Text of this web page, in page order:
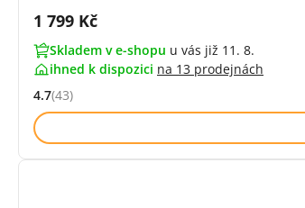
Cena s DPH:
1 799 Kč
Skladem v e-shopu u vás již 11. 8.
ihned k dispozici na 13 prodejnách
Hodnocení: 4.7 z 5 (43 recenzí)
4.7(43)